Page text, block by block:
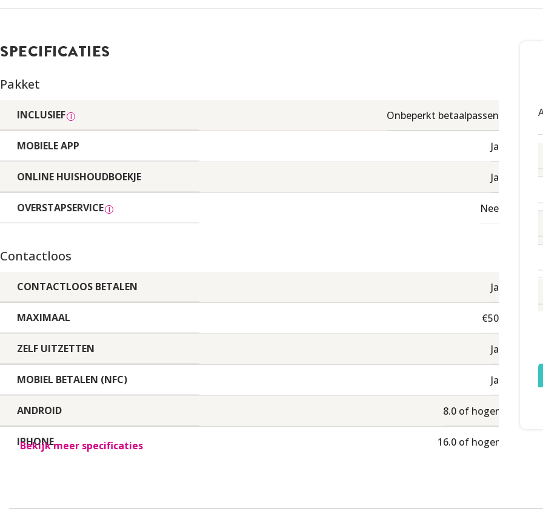
SPECIFICATIES
Pakket
INCLUSIEF Onbeperkt betaalpassen
MOBIELE APP Ja
ONLINE HUISHOUDBOEKJE Ja
OVERSTAPSERVICE Nee
Contactloos
CONTACTLOOS BETALEN Ja
MAXIMAAL €50
ZELF UITZETTEN Ja
MOBIEL BETALEN (NFC) Ja
ANDROID 8.0 of hoger
IPHONE 16.0 of hoger
Bekijk meer specificaties